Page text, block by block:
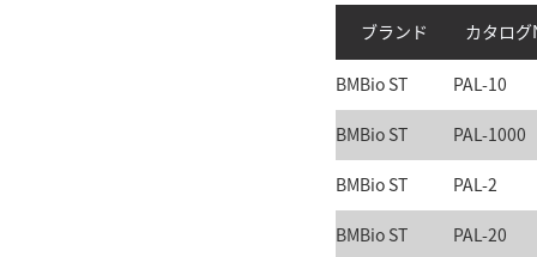
ブランド カタログ
BMBio ST PAL-10
BMBio ST PAL-1000
BMBio ST PAL-2
BMBio ST PAL-20